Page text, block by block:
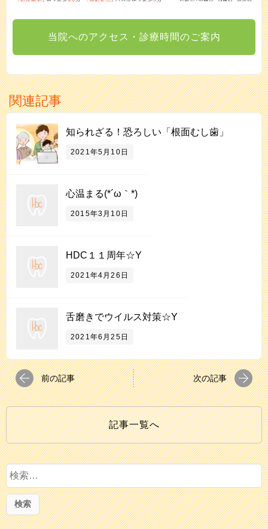
当院へのアクセス・診療時間のご案内
関連記事
知られざる！恐ろしい「根面むし歯」
2021年5月10日
心温まる(*´ω｀*)
2015年3月10日
HDC１１周年☆Y
2021年4月26日
舌磨きでウイルス対策☆Y
2021年6月25日
前の記事 次の記事
記事一覧へ
検
索
: